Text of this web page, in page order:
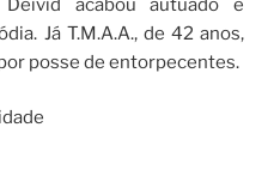
acabou autuado e
Já T.M.A.A., de 42 anos,
posse de entorpecentes.